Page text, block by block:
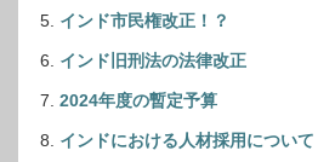
インド市民権改正！？
インド旧刑法の法律改正
2024年度の暫定予算
インドにおける人材採用について